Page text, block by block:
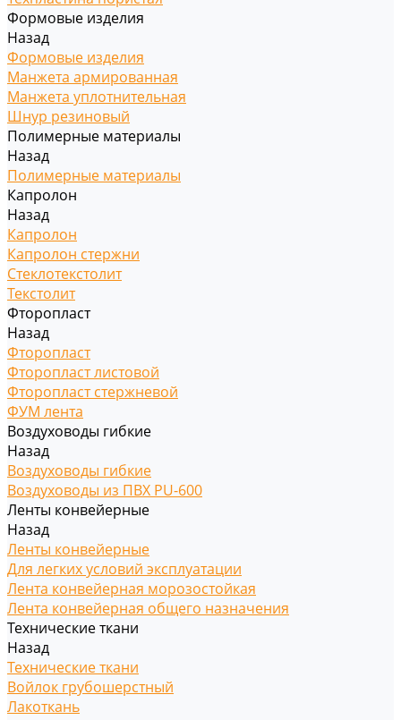
Формовые изделия
Назад
Формовые изделия
Манжета армированная
Манжета уплотнительная
Шнур резиновый
Полимерные материалы
Назад
Полимерные материалы
Капролон
Назад
Капролон
Капролон стержни
Стеклотекстолит
Текстолит
Фторопласт
Назад
Фторопласт
Фторопласт листовой
Фторопласт стержневой
ФУМ лента
Воздуховоды гибкие
Назад
Воздуховоды гибкие
Воздуховоды из ПВХ PU-600
Ленты конвейерные
Назад
Ленты конвейерные
Для легких условий эксплуатации
Лента конвейерная морозостойкая
Лента конвейерная общего назначения
Технические ткани
Назад
Технические ткани
Войлок грубошерстный
Лакоткань